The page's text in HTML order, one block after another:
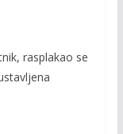
rasplakao se